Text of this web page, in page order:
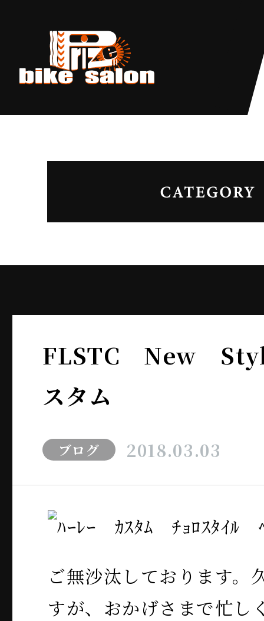
FLSTC New
スタム
ブログ 2018.03.03
ご無沙汰しております。
すが、おかげさまで忙し